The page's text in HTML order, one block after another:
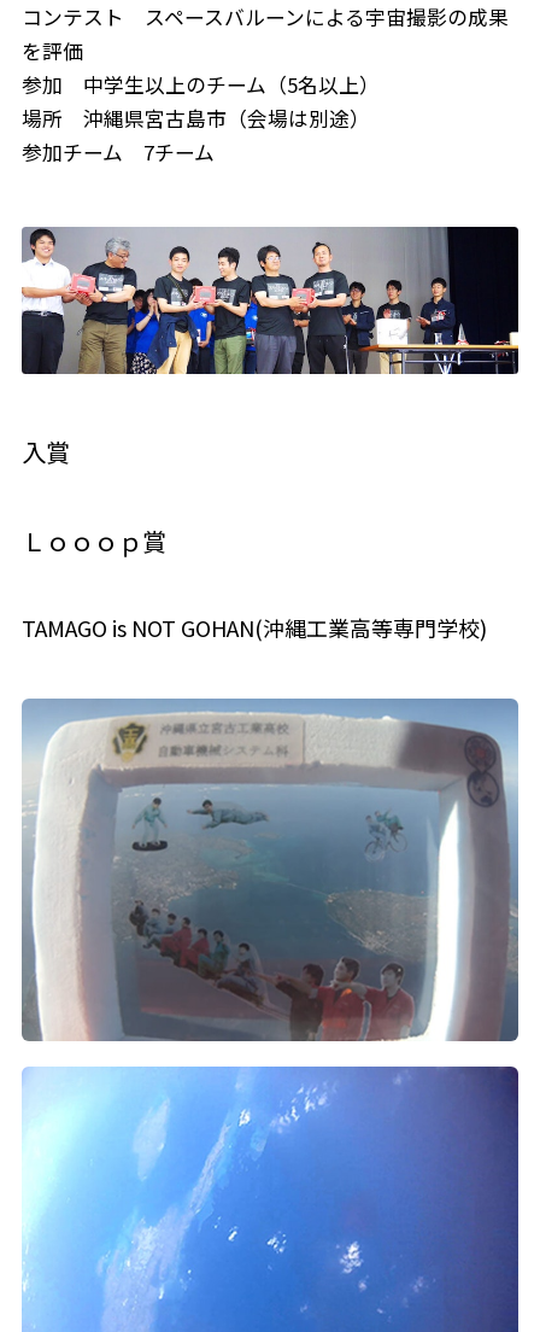
コンテスト スペースバルーンによる宇宙撮影の成果
を評価
参加 中学生以上のチーム（5名以上）
場所 沖縄県宮古島市（会場は別途）
参加チーム 7チーム
入賞
Ｌｏｏｏｐ賞
TAMAGO is NOT GOHAN(沖縄工業高等専門学校)